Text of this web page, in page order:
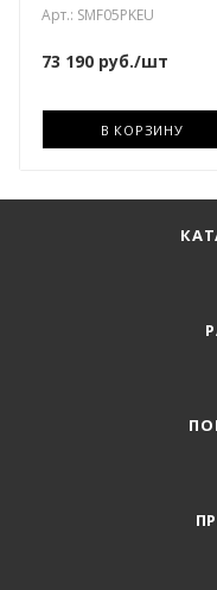
Арт.: SMF05PKEU
73 190 руб./шт
В КОРЗИНУ